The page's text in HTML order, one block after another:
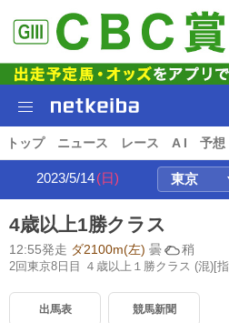
トップ ニュース レース A I 予想
2023/5/14(日)
4歳以上1勝クラス
12:55発走 ダ2100m(左) 曇 稍
2回東京8日目 ４歳以上１勝クラス (混)[
出馬表 競馬新聞